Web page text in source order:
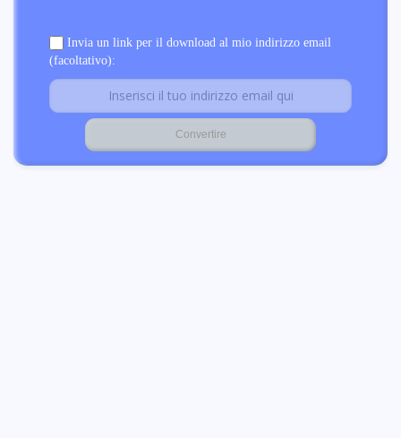
Invia un link per il download al mio indirizzo email
(facoltativo):